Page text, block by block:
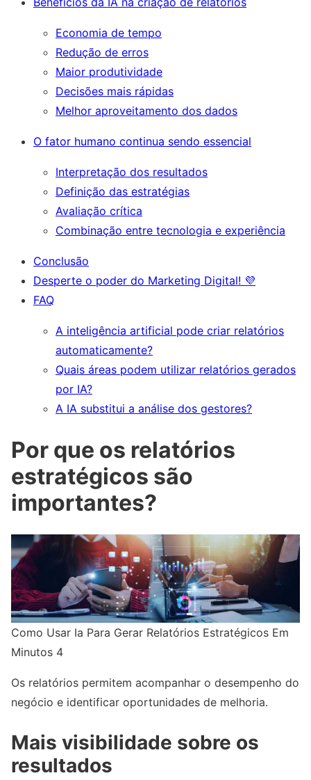
Economia de tempo
Redução de erros
Maior produtividade
Decisões mais rápidas
Melhor aproveitamento dos dados
O fator humano continua sendo essencial
Interpretação dos resultados
Definição das estratégias
Avaliação crítica
Combinação entre tecnologia e experiência
Conclusão
Desperte o poder do Marketing Digital! 💜
FAQ
A inteligência artificial pode criar relatórios
automaticamente?
Quais áreas podem utilizar relatórios gerados
por IA?
A IA substitui a análise dos gestores?
Por que os relatórios
estratégicos são
importantes?
Como Usar Ia Para Gerar Relatórios Estratégicos Em
Minutos 4
Os relatórios permitem acompanhar o desempenho do
negócio e identificar oportunidades de melhoria.
Mais visibilidade sobre os
resultados